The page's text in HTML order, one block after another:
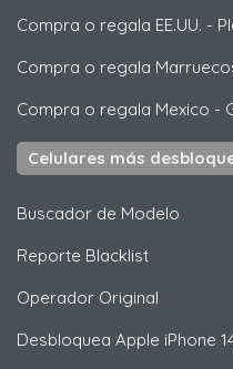
Compra o regala EE.UU. -
Compra o regala
Compra o regala Mexico -
Celulares más
Buscador de Modelo
Reporte Blacklist
Operador Original
Desbloquea Apple iPhone